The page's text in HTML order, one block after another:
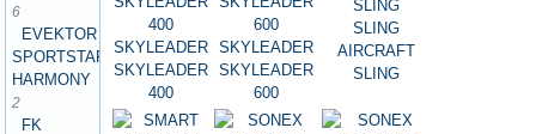
6
EVEKTOR
SPORTSTAR
HARMONY
2
FK
SKYLEADER
SKYLEADER
400
SKYLEADER
SKYLEADER
600
SLING
AIRCRAFT
SLING